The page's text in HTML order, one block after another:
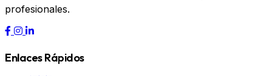
profesionales.
Enlaces Rápidos